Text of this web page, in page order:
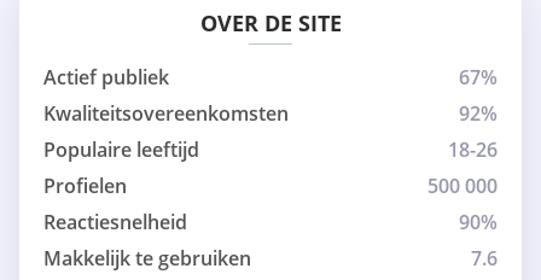
OVER DE SITE
Actief publiek
67%
Kwaliteitsovereenkomsten
92%
Populaire leeftijd
18-26
Profielen
500 000
Reactiesnelheid
90%
Makkelijk te gebruiken
7.6